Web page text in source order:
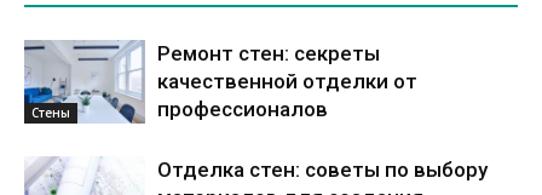
Стены
Ремонт стен: секреты
качественной отделки от
профессионалов
Отделка стен: советы по выбору